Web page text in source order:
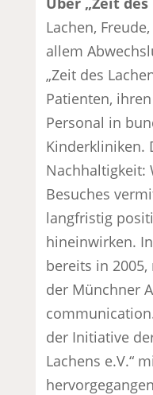
Lachen,
allem
„Zeit des
Patienten,
Personal in
Kinderkliniken.
Nachhaltigkeit:
Besuches
langfristig
hineinwirken.
bereits in
der Münchner
der Initiative
Lachens e.V.“